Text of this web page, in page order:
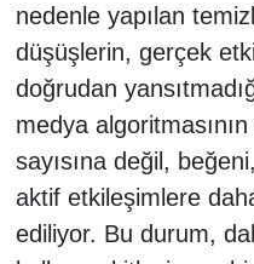
nedenle yapılan
düşüşlerin, gerçek
doğrudan
medya
sayısına değil,
aktif etkileşimlere
ediliyor. Bu durum,